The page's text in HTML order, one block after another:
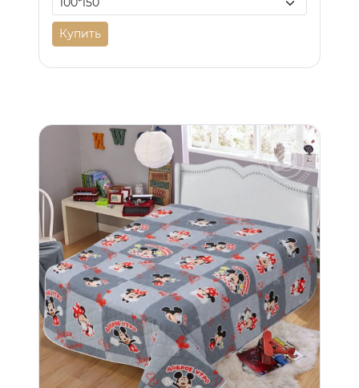
Купить